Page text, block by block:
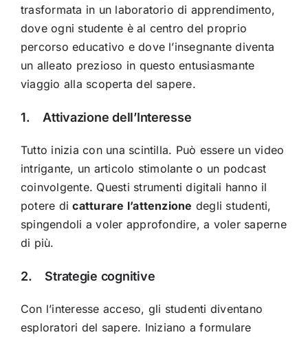
trasformata in un laboratorio di apprendimento,
dove ogni studente è al centro del proprio
percorso educativo e dove l’insegnante diventa
un alleato prezioso in questo entusiasmante
viaggio alla scoperta del sapere.
1. Attivazione dell’Interesse
Tutto inizia con una scintilla. Può essere un video
intrigante, un articolo stimolante o un podcast
coinvolgente. Questi strumenti digitali hanno il
potere dicatturare l’attenzione degli studenti,
spingendoli a voler approfondire, a voler saperne
di più.
2. Strategie cognitive
Con l’interesse acceso, gli studenti diventano
esploratori del sapere. Iniziano a formulare